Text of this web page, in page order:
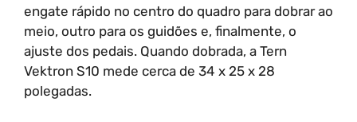
engate rápido no centro do quadro para dobrar ao
meio, outro para os guidões e, finalmente, o
ajuste dos pedais. Quando dobrada, a Tern
Vektron S10 mede cerca de 34 x 25 x 28
polegadas.